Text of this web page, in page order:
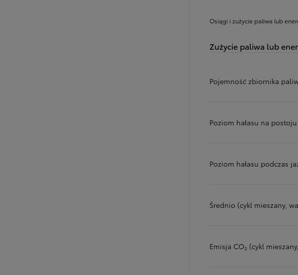
Osiągi i zużycie paliwa lub
Zużycie paliwa lub
Pojemność zbiornika
Poziom hałasu na
Poziom hałasu podczas
Średnio (cykl mieszany,
Emisja CO₂ (cykl